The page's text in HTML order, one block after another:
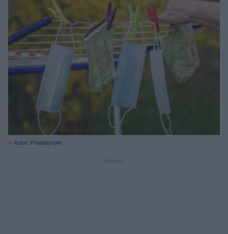
Autor: Pixabay.com